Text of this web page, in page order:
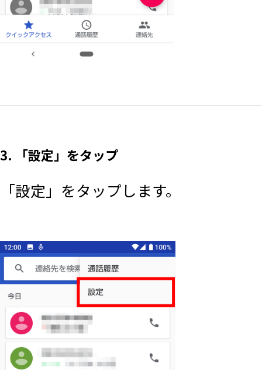
3. 「設定」をタップ
「設定」をタップします。